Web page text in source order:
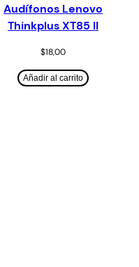
Audífonos Lenovo
Thinkplus XT85 II
$18,00
Añadir al carrito